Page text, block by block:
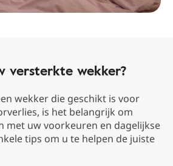
versterkte wekker?
wekker die geschikt is voor
is het belangrijk om
met uw voorkeuren en dagelijkse
tips om u te helpen de juiste